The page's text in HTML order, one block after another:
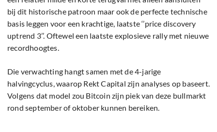
bij dit historische patroon maar ook de perfecte technische
basis leggen voor een krachtige, laatste ‘’price discovery
uptrend 3’’. Oftewel een laatste explosieve rally met nieuwe
recordhoogtes.
Die verwachting hangt samen met de 4-jarige
halvingcyclus, waarop Rekt Capital zijn analyses op baseert.
Volgens dat model zou Bitcoin zijn piek van deze bullmarkt
rond september of oktober kunnen bereiken.